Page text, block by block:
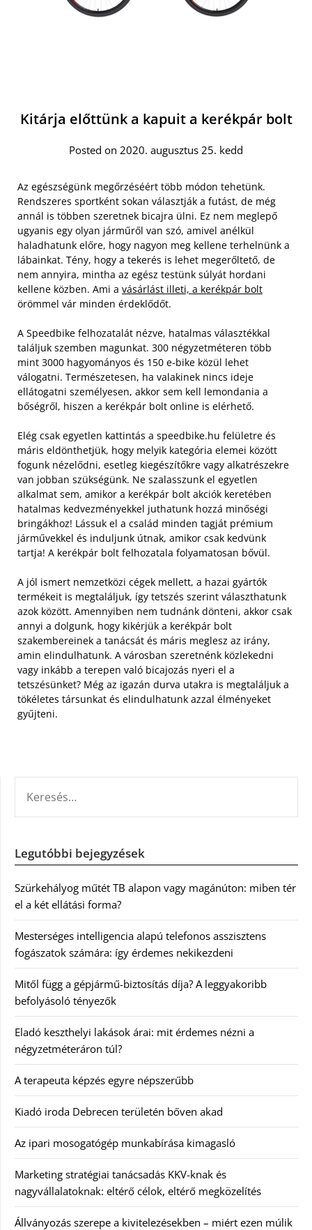
Kitárja előttünk a kapuit a kerékpár bolt
Posted on 2020. augusztus 25. kedd
Az egészségünk megőrzéséért több módon tehetünk.
Rendszeres sportként sokan választják a futást, de még
annál is többen szeretnek bicajra ülni. Ez nem meglepő
ugyanis egy olyan járműről van szó, amivel anélkül
haladhatunk előre, hogy nagyon meg kellene terhelnünk a
lábainkat. Tény, hogy a tekerés is lehet megerőltető, de
nem annyira, mintha az egész testünk súlyát hordani
kellene közben. Ami a vásárlást illeti, a kerékpár bolt
örömmel vár minden érdeklődőt.
A Speedbike felhozatalát nézve, hatalmas választékkal
találjuk szemben magunkat. 300 négyzetméteren több
mint 3000 hagyományos és 150 e-bike közül lehet
válogatni. Természetesen, ha valakinek nincs ideje
ellátogatni személyesen, akkor sem kell lemondania a
bőségről, hiszen a kerékpár bolt online is elérhető.
Elég csak egyetlen kattintás a speedbike.hu felületre és
máris eldönthetjük, hogy melyik kategória elemei között
fogunk nézelődni, esetleg kiegészítőkre vagy alkatrészekre
van jobban szükségünk. Ne szalasszunk el egyetlen
alkalmat sem, amikor a kerékpár bolt akciók keretében
hatalmas kedvezményekkel juthatunk hozzá minőségi
bringákhoz! Lássuk el a család minden tagját prémium
járművekkel és induljunk útnak, amikor csak kedvünk
tartja! A kerékpár bolt felhozatala folyamatosan bővül.
A jól ismert nemzetközi cégek mellett, a hazai gyártók
termékeit is megtaláljuk, így tetszés szerint választhatunk
azok között. Amennyiben nem tudnánk dönteni, akkor csak
annyi a dolgunk, hogy kikérjük a kerékpár bolt
szakembereinek a tanácsát és máris meglesz az irány,
amin elindulhatunk. A városban szeretnénk közlekedni
vagy inkább a terepen való bicajozás nyeri el a
tetszésünket? Még az igazán durva utakra is megtaláljuk a
tökéletes társunkat és elindulhatunk azzal élményeket
gyűjteni.
Legutóbbi bejegyzések
Szürkehályog műtét TB alapon vagy magánúton: miben tér
el a két ellátási forma?
Mesterséges intelligencia alapú telefonos asszisztens
fogászatok számára: így érdemes nekikezdeni
Mitől függ a gépjármű-biztosítás díja? A leggyakoribb
befolyásoló tényezők
Eladó keszthelyi lakások árai: mit érdemes nézni a
négyzetméteráron túl?
A terapeuta képzés egyre népszerűbb
Kiadó iroda Debrecen területén bőven akad
Az ipari mosogatógép munkabírása kimagasló
Marketing stratégiai tanácsadás KKV-knak és
nagyvállalatoknak: eltérő célok, eltérő megközelítés
Állványozás szerepe a kivitelezésekben – miért ezen múlik